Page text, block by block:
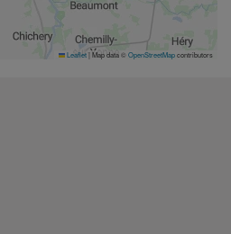
Leaflet|Map data ©OpenStreetMapcontributors